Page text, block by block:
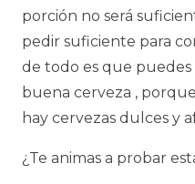
porción no será
pedir suficiente para
de todo es que
buena cerveza ,
hay cervezas dulces y
¿Te animas a probar